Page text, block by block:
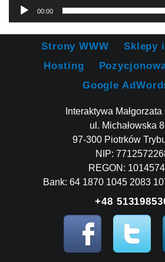
00:00
Strony WWW
Sklepy
Hosting
Google
Interaktywa
ul. Michałowska
97-300 Piotrków
NIP:
REGON:
Bank: 64 1870 1045 2083
+48